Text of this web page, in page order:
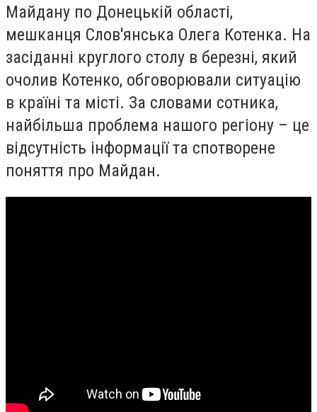
Майдану по Донецькій області,
мешканця Слов'янська Олега Котенка. На
засіданні круглого столу в березні, який
очолив Котенко, обговорювали ситуацію
в країні та місті. За словами сотника,
найбільша проблема нашого регіону – це
відсутність інформації та спотворене
поняття про Майдан.